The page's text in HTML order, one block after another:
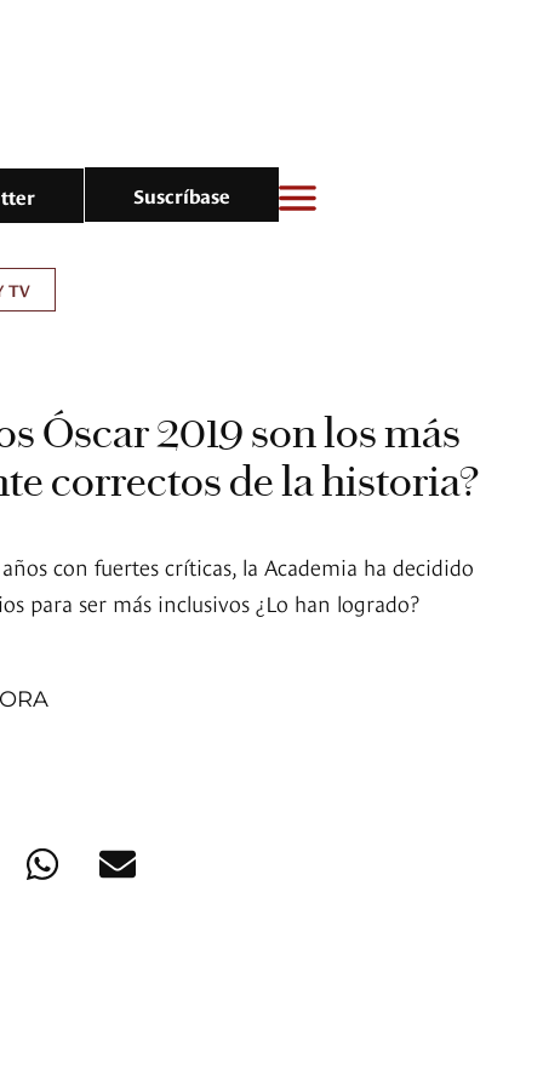
Suscríbase
TV
Óscar 2019 son los más
correctos de la historia?
con fuertes críticas, la Academia ha decidido
para ser más inclusivos ¿Lo han logrado?